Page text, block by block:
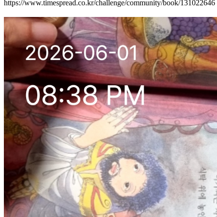
https://www.timespread.co.kr/challenge/community/book/131022646